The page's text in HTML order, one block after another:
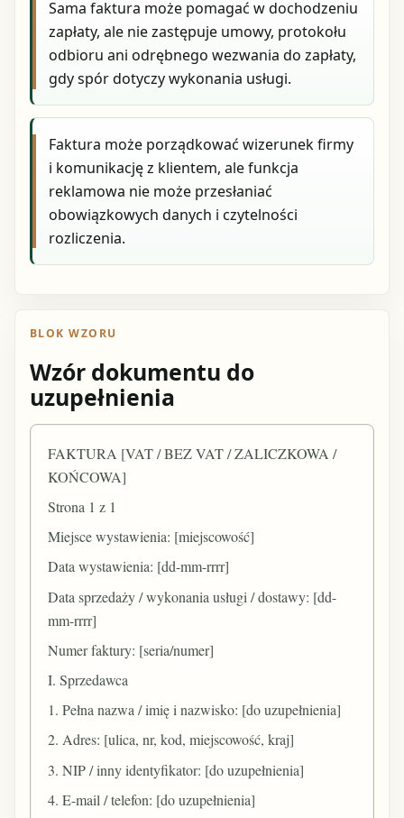
Sama faktura może pomagać w dochodzeniu
zapłaty, ale nie zastępuje umowy, protokołu
odbioru ani odrębnego wezwania do zapłaty,
gdy spór dotyczy wykonania usługi.
Faktura może porządkować wizerunek firmy
i komunikację z klientem, ale funkcja
reklamowa nie może przesłaniać
obowiązkowych danych i czytelności
rozliczenia.
BLOK WZORU
Wzór dokumentu do
uzupełnienia
FAKTURA [VAT / BEZ VAT / ZALICZKOWA /
KOŃCOWA]
Strona 1 z 1
Miejsce wystawienia: [miejscowość]
Data wystawienia: [dd-mm-rrrr]
Data sprzedaży / wykonania usługi / dostawy: [dd-
mm-rrrr]
Numer faktury: [seria/numer]
I. Sprzedawca
1. Pełna nazwa / imię i nazwisko: [do uzupełnienia]
2. Adres: [ulica, nr, kod, miejscowość, kraj]
3. NIP / inny identyfikator: [do uzupełnienia]
4. E-mail / telefon: [do uzupełnienia]